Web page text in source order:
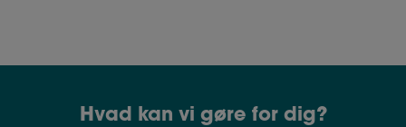
fast job, tæller din vikartid endda med i din
Hvad kan vi gøre for dig?